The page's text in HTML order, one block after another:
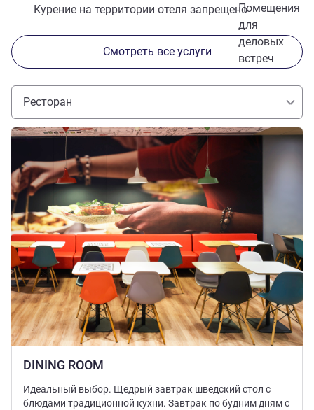
Помещения
для
деловых
встреч
Курение на территории отеля запрещено
Смотреть все услуги
Ресторан
DINING ROOM
Подробная информация
Идеальный выбор. Щедрый завтрак шведский стол с
блюдами традиционной кухни. Завтрак по будним дням с